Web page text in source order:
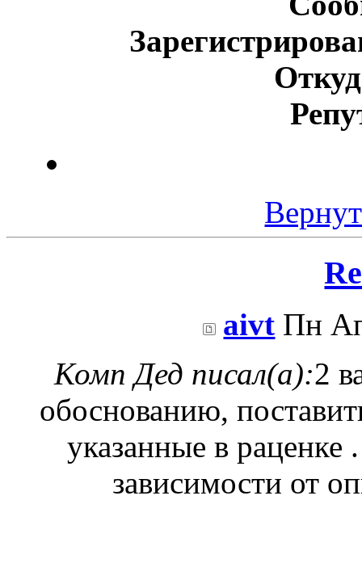
aivt Пн
Комп Дед писал(а):2
обоснованию,
указанные в раценке
зависимости от